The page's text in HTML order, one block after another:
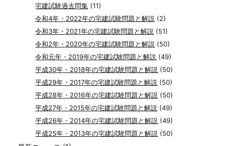
宅建試験過去問集 (11)
令和4年・2022年の宅建試験問題と解説 (2)
令和3年・2021年の宅建試験問題と解説 (51)
令和2年・2020年の宅建試験問題と解説 (50)
令和元年・2019年の宅建試験問題と解説 (49)
平成30年・2018年の宅建試験問題と解説 (50)
平成29年・2017年の宅建試験問題と解説 (50)
平成28年・2016年の宅建試験問題と解説 (50)
平成27年・2015年の宅建試験問題と解説 (49)
平成26年・2014年の宅建試験問題と解説 (49)
平成25年・2013年の宅建試験問題と解説 (50)